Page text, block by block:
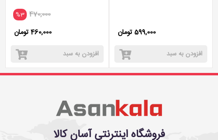
599,000 تومان
افزودن به سبد
%3 470,000
460,000 تومان
افزودن به سبد
فروشگاه اینترنتی آسان کالا